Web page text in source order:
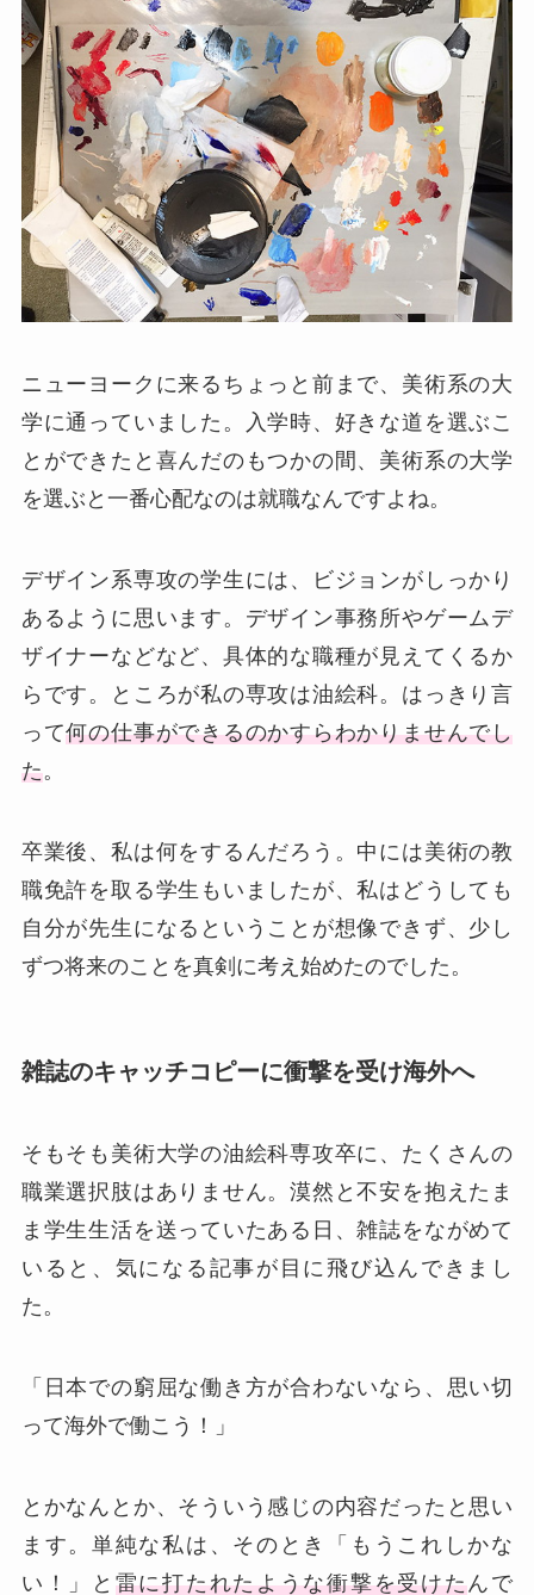
ニューヨークに来るちょっと前まで、美術系の大
学に通っていました。入学時、好きな道を選ぶこ
とができたと喜んだのもつかの間、美術系の大学
を選ぶと一番心配なのは就職なんですよね。
デザイン系専攻の学生には、ビジョンがしっかり
あるように思います。デザイン事務所やゲームデ
ザイナーなどなど、具体的な職種が見えてくるか
らです。ところが私の専攻は油絵科。はっきり言
って何の仕事ができるのかすらわかりませんでし
た。
卒業後、私は何をするんだろう。中には美術の教
職免許を取る学生もいましたが、私はどうしても
自分が先生になるということが想像できず、少し
ずつ将来のことを真剣に考え始めたのでした。
雑誌のキャッチコピーに衝撃を受け海外へ
そもそも美術大学の油絵科専攻卒に、たくさんの
職業選択肢はありません。漠然と不安を抱えたま
ま学生生活を送っていたある日、雑誌をながめて
いると、気になる記事が目に飛び込んできまし
た。
「日本での窮屈な働き方が合わないなら、思い切
って海外で働こう！」
とかなんとか、そういう感じの内容だったと思い
ます。単純な私は、そのとき「もうこれしかな
い！」と 雷に打たれたような衝撃を受けたんで